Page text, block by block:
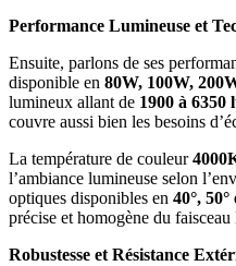
Performance Lumineuse et
Ensuite, parlons de ses
disponible en 80W, 100W,
lumineux allant de 1900 à 6350
couvre aussi bien les besoins
La température de couleur
l’ambiance lumineuse selon
optiques disponibles en 40°, 50°
précise et homogène du
Robustesse et Résistance